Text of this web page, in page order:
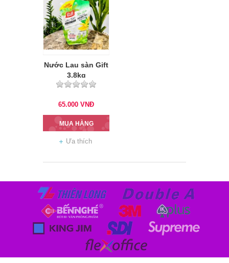
Nước Lau sàn Gift
3,8kg
65.000 VNĐ
MUA HÀNG
Ưa thích